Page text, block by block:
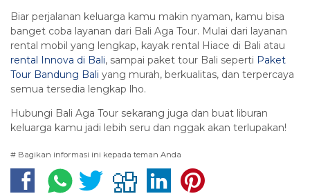
Biar perjalanan keluarga kamu makin nyaman, kamu bisa
banget coba layanan dari Bali Aga Tour. Mulai dari layanan
rental mobil yang lengkap, kayak rental Hiace di Bali atau
rental Innova di Bali, sampai paket tour Bali seperti Paket
Tour Bandung Bali yang murah, berkualitas, dan terpercaya
semua tersedia lengkap lho.
Hubungi Bali Aga Tour sekarang juga dan buat liburan
keluarga kamu jadi lebih seru dan nggak akan terlupakan!
# Bagikan informasi ini kepada teman Anda